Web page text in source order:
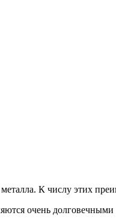
К числу этих
очень долговечными